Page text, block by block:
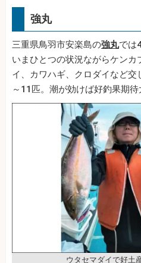
強丸
三重県鳥羽市安楽島の強丸では
いまひとつの状況ながらケン
イ、カワハギ、クロダイなど
～11匹。潮が効けば好釣果期待
ウタセマダイで好土